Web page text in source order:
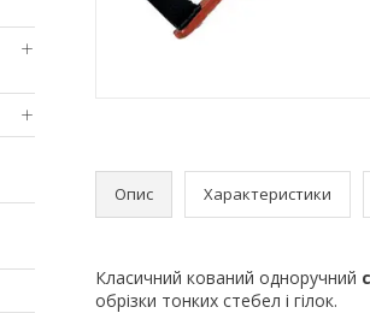
Опис Характеристики
Класичний кований одноручний
обрізки тонких стебел і гілок.